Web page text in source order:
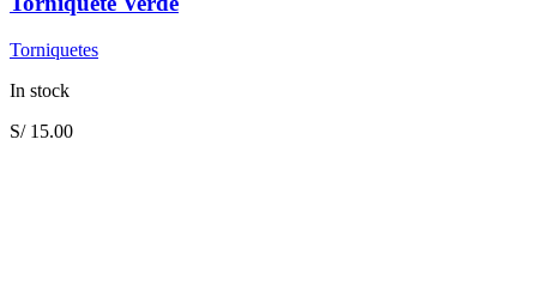
Torniquetes
In stock
S/15.00